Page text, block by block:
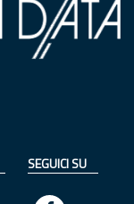
SEGUICI SU